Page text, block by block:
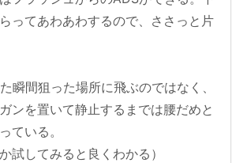
ってあわあわするので、ささっと片
瞬間狙った場所に飛ぶのではなく、
ンを置いて静止するまでは腰だめと
ている。
試してみると良くわかる）